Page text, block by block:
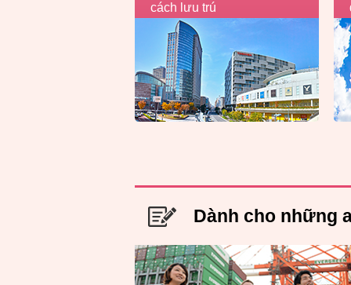
cách lưu trú
Dành cho những